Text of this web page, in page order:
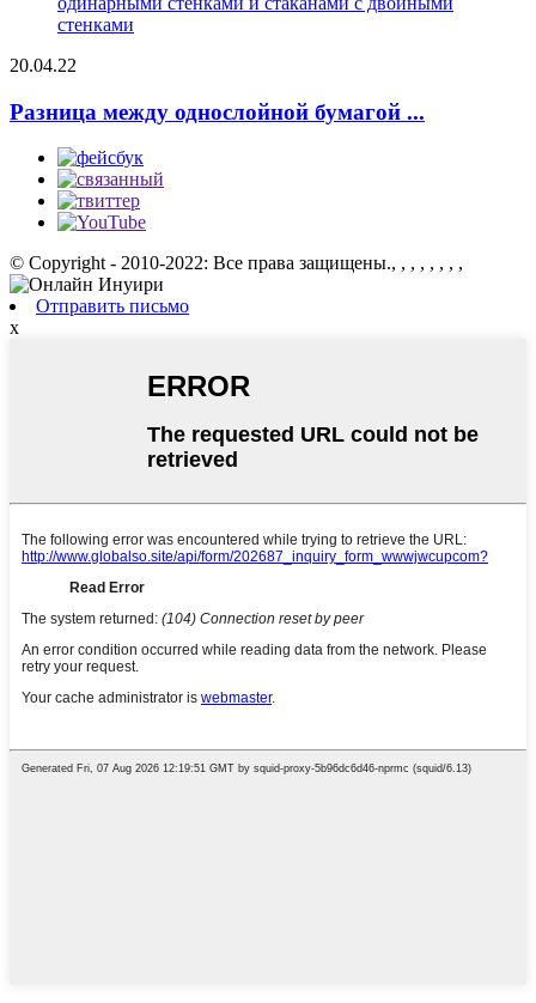
20.04.22
Разница между однослойной бумагой ...
© Copyright - 2010-2022: Все права защищены., , , , , , , ,
Отправить письмо
x